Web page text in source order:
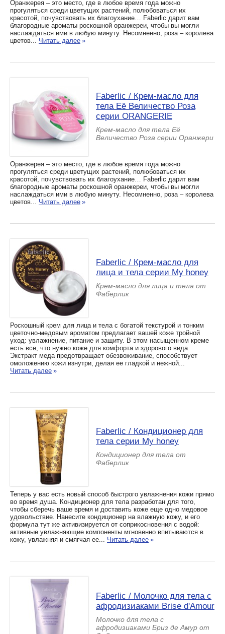
Оранжерея – это место, где в любое время года можно
прогуляться среди цветущих растений, полюбоваться их
красотой, почувствовать их благоухание… Faberlic дарит вам
благородные ароматы роскошной оранжереи, чтобы вы могли
наслаждаться ими в любую минуту. Несомненно, роза – королева
цветов... Читать далее »
Faberlic / Крем-масло для
тела Её Величество Роза
серии ORANGERIE
Крем-масло для тела Её
Величество Роза серии Оранжери
Оранжерея – это место, где в любое время года можно
прогуляться среди цветущих растений, полюбоваться их
красотой, почувствовать их благоухание… Faberlic дарит вам
благородные ароматы роскошной оранжереи, чтобы вы могли
наслаждаться ими в любую минуту. Несомненно, роза – королева
цветов... Читать далее »
Faberlic / Крем-масло для
лица и тела серии My honey
Крем-масло для лица и тела от
Фаберлик
Роскошный крем для лица и тела с богатой текстурой и тонким
цветочно-медовым ароматом предлагает вашей коже тройной
уход: увлажнение, питание и защиту. В этом насыщенном креме
есть все, что нужно коже для комфорта и здорового вида.
Экстракт меда предотвращает обезвоживание, способствует
омоложению кожи изнутри, делая ее гладкой и нежной...
Читать далее »
Faberlic / Кондиционер для
тела серии My honey
Кондиционер для тела от
Фаберлик
Теперь у вас есть новый способ быстрого увлажнения кожи прямо
во время душа. Кондиционер для тела разработан для того,
чтобы сберечь ваше время и доставить коже еще одно медовое
удовольствие. Нанесите кондиционер на влажную кожу, и его
формула тут же активизируется от соприкосновения с водой:
активные увлажняющие компоненты мгновенно впитываются в
кожу, увлажняя и смягчая ее... Читать далее »
Faberlic / Молочко для тела с
афродизиаками Brise d'Amour
Молочко для тела с
афродизиаками Бриз де Амур от